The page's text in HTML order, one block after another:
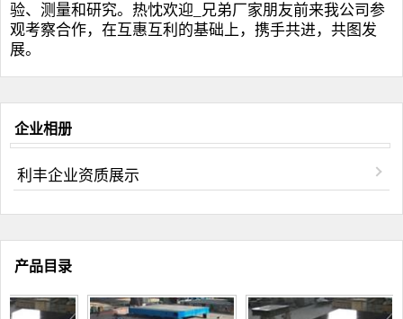
验、测量和研究。热忱欢迎_兄弟厂家朋友前来我公司参
观考察合作，在互惠互利的基础上，携手共进，共图发
展。
企业相册
利丰企业资质展示
产品目录